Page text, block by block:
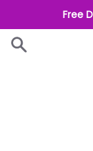
στο
περιεχόμενο
Free